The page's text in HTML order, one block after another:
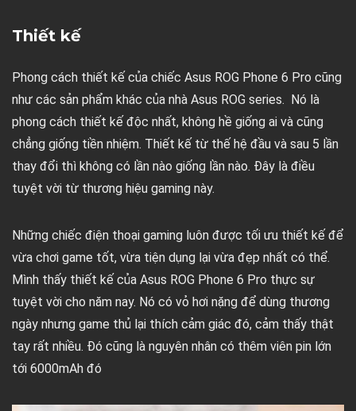
Thiết kế
Phong cách thiết kế của chiếc Asus ROG Phone 6 Pro cũng
như các sản phẩm khác của nhà Asus ROG series. Nó là
phong cách thiết kế độc nhất, không hề giống ai và cũng
chẳng giống tiền nhiệm. Thiết kế từ thế hệ đầu và sau 5 lần
thay đổi thì không có lần nào giống lần nào. Đây là điều
tuyệt vời từ thương hiệu gaming này.
Những chiếc điện thoại gaming luôn được tối ưu thiết kế để
vừa chơi game tốt, vừa tiện dụng lại vừa đẹp nhất có thể.
Mình thấy thiết kế của Asus ROG Phone 6 Pro thực sự
tuyệt vời cho năm nay. Nó có vỏ hơi nặng để dùng thương
ngày nhưng game thủ lại thích cảm giác đó, cảm thấy thật
tay rất nhiều. Đó cũng là nguyên nhân có thêm viên pin lớn
tới 6000mAh đó